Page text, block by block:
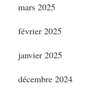
mars 2025
février 2025
janvier 2025
décembre 2024